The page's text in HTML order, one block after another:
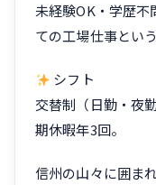
未経験OK・学歴不
ての工場仕事とい
シフト
交替制（日勤・夜
期休暇年3回。
信州の山々に囲ま